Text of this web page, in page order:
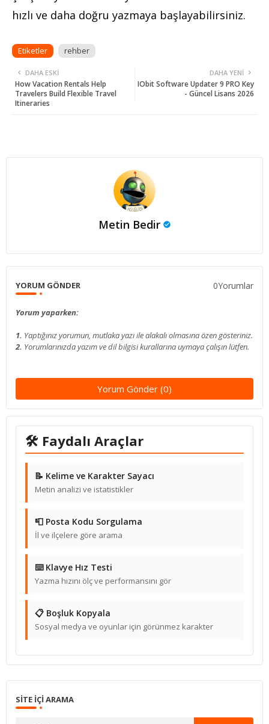
hızlı ve daha doğru yazmaya başlayabilirsiniz.
Etiketler rehber
DAHA YENI
IObit Software Updater 9 PRO Key
- Güncel Lisans 2026
DAHA ESKI
How Vacation Rentals Help
Travelers Build Flexible Travel
Itineraries
Metin Bedir
YORUM GÖNDER 0Yorumlar
Yorum yaparken:
1. Yaptığınız yorumun, mutlaka yazı ile alakalı olmasına özen gösteriniz.
2. Yorumlarınızda yazım ve dil bilgisi kurallarına uymaya çalışın lütfen.
Yorum Gönder (0)
🛠 Faydalı Araçlar
📝 Kelime ve Karakter Sayacı
Metin analizi ve istatistikler
📮 Posta Kodu Sorgulama
İl ve ilçelere göre arama
⌨️ Klavye Hız Testi
Yazma hızını ölç ve performansını gör
📋 Boşluk Kopyala
Sosyal medya ve oyunlar için görünmez karakter
SITE IÇI ARAMA